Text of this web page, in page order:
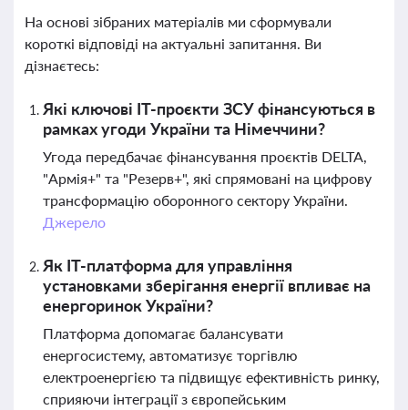
На основі зібраних матеріалів ми сформували
короткі відповіді на актуальні запитання. Ви
дізнаєтесь:
Які ключові ІТ-проєкти ЗСУ фінансуються в
рамках угоди України та Німеччини?
Угода передбачає фінансування проєктів DELTA,
"Армія+" та "Резерв+", які спрямовані на цифрову
трансформацію оборонного сектору України.
Джерело
Як ІТ-платформа для управління
установками зберігання енергії впливає на
енергоринок України?
Платформа допомагає балансувати
енергосистему, автоматизує торгівлю
електроенергією та підвищує ефективність ринку,
сприяючи інтеграції з європейським